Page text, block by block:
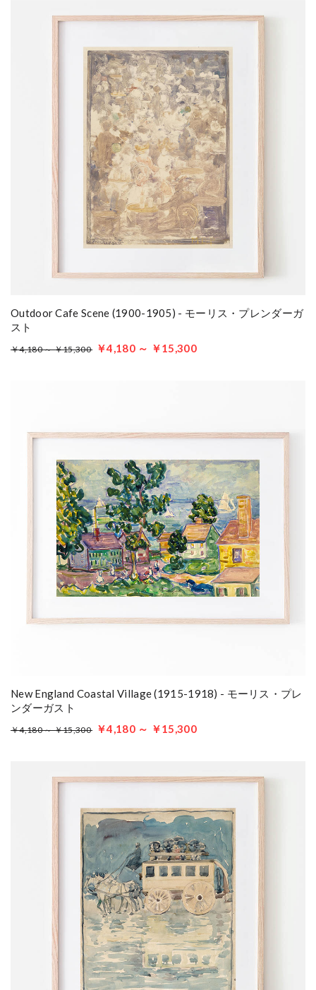
Outdoor Cafe Scene (1900-1905) - モーリス・プレンダーガ
スト
￥4,180 ～ ￥15,300 ￥4,180 ～ ￥15,300
New England Coastal Village (1915-1918) - モーリス・プレ
ンダーガスト
￥4,180 ～ ￥15,300 ￥4,180 ～ ￥15,300